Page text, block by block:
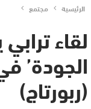
الرئيسية مجتمع
لقاء
الجودة’
(ربورتاج)